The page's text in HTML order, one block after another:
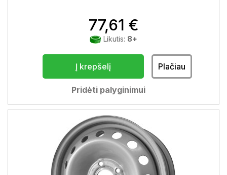
77,61 €
Likutis: 8+
Į krepšelį Plačiau
Pridėti palyginimui